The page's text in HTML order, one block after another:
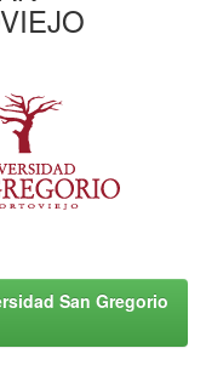
San Gregorio